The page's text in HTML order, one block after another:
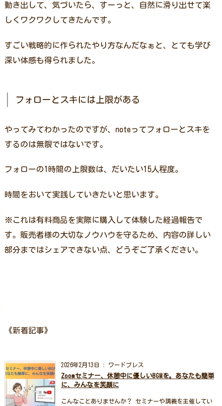
動き出して、気づいたら、すーっと、自然に滑り出せて楽
しくワクワクしてきたんです。
すごい戦略的に作られたやり方なんだなぁと、とても学び
深い体感も得られました。
フォローとスキには上限がある
やってみてわかったのですが、noteってフォローとスキを
するのは無限ではないです。
フォローの1時間の上限数は、だいたい15人程度。
時間をおいて実践していきたいと思います。
※これは有料商品を実際に購入して体験した経過報告で
す。販売者様の大切なノウハウを守るため、内容の詳しい
部分まではシェアできない点、どうぞご了承ください。
《新着記事》
2026年2月13日 : ワードプレス
Zoomセミナー、休憩中に優しいBGMを。あなたも簡単
に、みんなを笑顔に
こんなことありませんか？ セミナーや講義を主催してい